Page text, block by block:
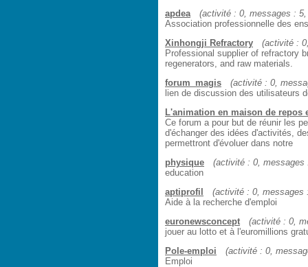
apdea
(activité : 0, messages :
Association professionnelle des
Xinhongji Refractory
(activité :
Professional supplier of refractory
regenerators, and raw materials.
forum_magis
(activité : 0,
lien de discussion des utilisateurs
L'animation en maison de repos
Ce forum a pour but de réunir les
d'échanger des idées d'activités,
permettront d'évoluer dans notre
physique
(activité : 0,
education
aptiprofil
(activité : 0, messages
Aide à la recherche d'emploi
euronewsconcept
(activité : 0,
jouer au lotto et à l'euromillions
Pole-emploi
(activité : 0,
Emploi